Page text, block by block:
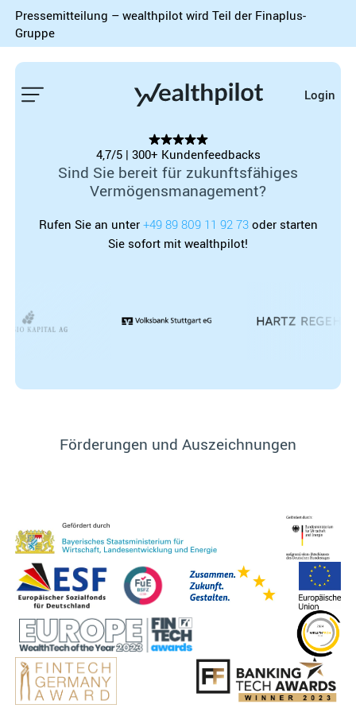
Pressemitteilung – wealthpilot wird Teil der Finaplus-
Gruppe
Login
4,7/5 | 300+ Kundenfeedbacks
Sind Sie bereit für zukunftsfähiges
Vermögensmanagement?
Rufen Sie an unter +49 89 809 11 92 73 oder starten
Sie sofort mit wealthpilot!
Förderungen und Auszeichnungen